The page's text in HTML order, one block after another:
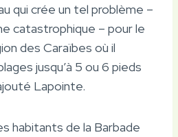
qui crée un tel problème –
catastrophique – pour le
des Caraïbes où il
jusqu’à 5 ou 6 pieds
Lapointe.
habitants de la Barbade